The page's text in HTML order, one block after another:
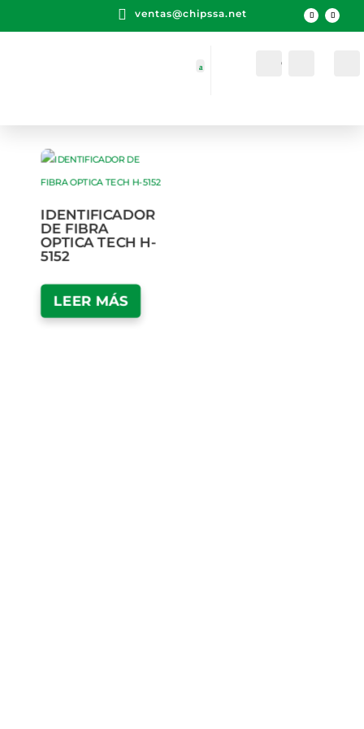
 ventas@chipssa.net
Cuenta
IDENTIFICADOR
DE FIBRA
OPTICA TECH H-
5152
LEER MÁS